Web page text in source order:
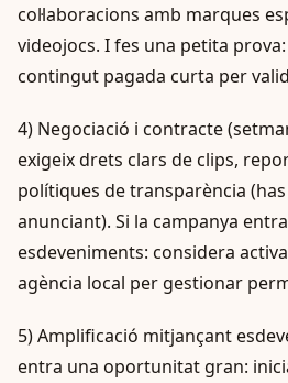
col·laboracions amb marques
videojocs. I fes una petita
contingut pagada curta per
4) Negociació i contracte
exigeix drets clars de clips,
polítiques de transparència (has
anunciant). Si la campanya
esdeveniments: considera
agència local per gestionar
5) Amplificació mitjançant
entra una oportunitat gran: